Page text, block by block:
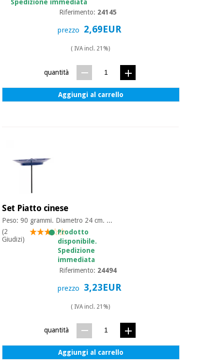
Spedizione immediata
Riferimento: 24145
prezzo 2,69EUR
( IVA incl. 21%)
quantità
Aggiungi al carrello
Set Piatto cinese
Peso: 90 grammi. Diametro 24 cm. ...
(2
Giudizi)
Prodotto
disponibile.
Spedizione
immediata
Riferimento: 24494
prezzo 3,23EUR
( IVA incl. 21%)
quantità
Aggiungi al carrello